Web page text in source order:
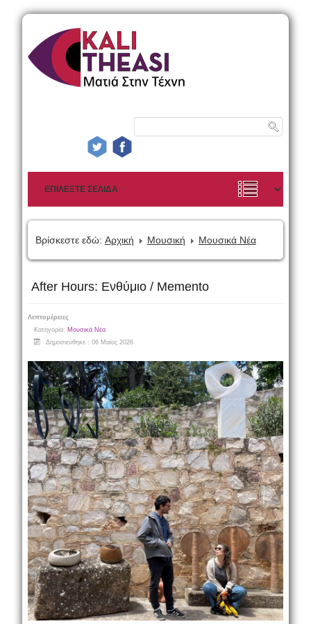
Βρίσκεστε εδώ: Αρχική Μουσική Μουσικά Νέα
After Hours: Ενθύμιο / Memento
Λεπτομέρειες
Κατηγορία: Μουσικά Νέα
Δημοσιεύθηκε : 06 Μαϊος 2026